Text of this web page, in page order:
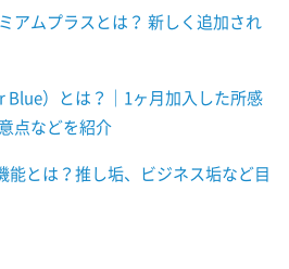
アムプラスとは？ 新しく追加され
）とは？｜1ヶ月加入した所感
点などを紹介
とは？推し垢、ビジネス垢など目